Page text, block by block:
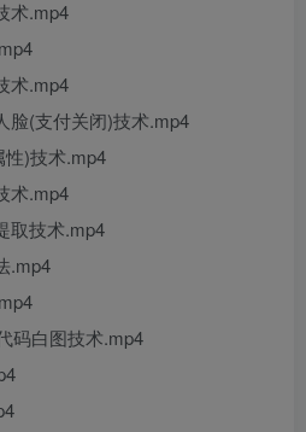
术.mp4
术.mp4
脸(支付关闭)技术.mp4
)技术.mp4
术.mp4
取技术.mp4
.mp4
码白图技术.mp4